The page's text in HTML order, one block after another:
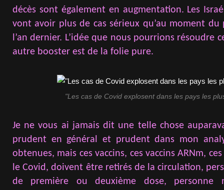
décès sont également en augmentation. Les
vont avoir plus de cas sérieux qu’au moment
l’an dernier. L’idée que nous pourrions résoudre
autre booster est de la folie pure.
"Les cas de Covid explosent dans les pays les
Je ne vous ai jamais dit une telle chose
prudent en général et prudent dans mon
obtenues, mais ces vaccins, ces vaccins ARNm,
le Covid, doivent être retirés de la circulation,
de première ou deuxième dose,